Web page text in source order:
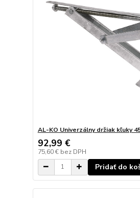
AL-KO Univerzálny držiak kľuky
92,99 €
75,60 € bez DPH
Pridať do